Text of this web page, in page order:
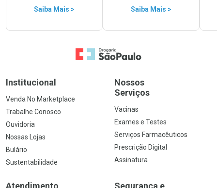
Saiba Mais > Saiba Mais >
Ir para a Home
Institucional
Venda No Marketplace
Trabalhe Conosco
Ouvidoria
Nossas Lojas
Bulário
Sustentabilidade
Nossos
Serviços
Vacinas
Exames e Testes
Serviços Farmacêuticos
Prescrição Digital
Assinatura
Atendimento
Segurança e